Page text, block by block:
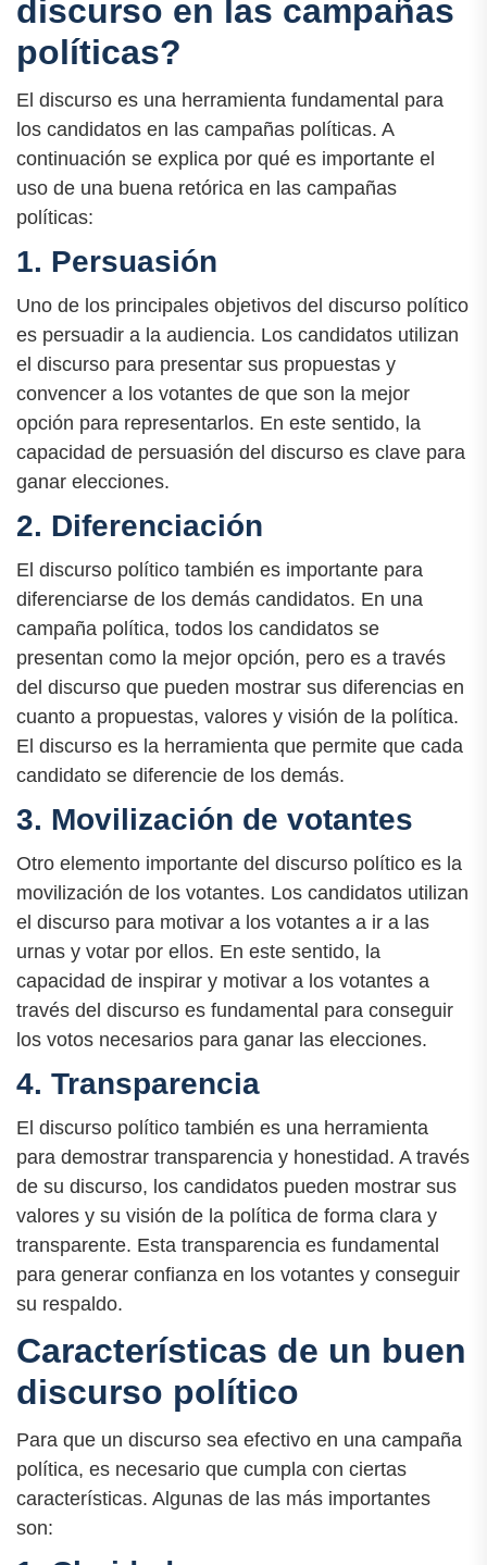
discurso en las campañas
políticas?
El discurso es una herramienta fundamental para
los candidatos en las campañas políticas. A
continuación se explica por qué es importante el
uso de una buena retórica en las campañas
políticas:
1. Persuasión
Uno de los principales objetivos del discurso político
es persuadir a la audiencia. Los candidatos utilizan
el discurso para presentar sus propuestas y
convencer a los votantes de que son la mejor
opción para representarlos. En este sentido, la
capacidad de persuasión del discurso es clave para
ganar elecciones.
2. Diferenciación
El discurso político también es importante para
diferenciarse de los demás candidatos. En una
campaña política, todos los candidatos se
presentan como la mejor opción, pero es a través
del discurso que pueden mostrar sus diferencias en
cuanto a propuestas, valores y visión de la política.
El discurso es la herramienta que permite que cada
candidato se diferencie de los demás.
3. Movilización de votantes
Otro elemento importante del discurso político es la
movilización de los votantes. Los candidatos utilizan
el discurso para motivar a los votantes a ir a las
urnas y votar por ellos. En este sentido, la
capacidad de inspirar y motivar a los votantes a
través del discurso es fundamental para conseguir
los votos necesarios para ganar las elecciones.
4. Transparencia
El discurso político también es una herramienta
para demostrar transparencia y honestidad. A través
de su discurso, los candidatos pueden mostrar sus
valores y su visión de la política de forma clara y
transparente. Esta transparencia es fundamental
para generar confianza en los votantes y conseguir
su respaldo.
Características de un buen
discurso político
Para que un discurso sea efectivo en una campaña
política, es necesario que cumpla con ciertas
características. Algunas de las más importantes
son: